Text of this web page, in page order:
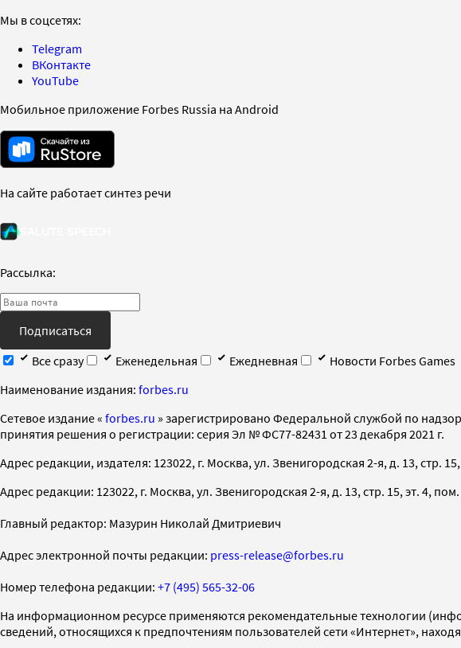
Мы в соцсетях:
Telegram
ВКонтакте
YouTube
Мобильное приложение Forbes Russia на Android
На сайте работает синтез речи
Рассылка:
Подписаться
Все сразу
Еженедельная Ежедневная
Новости Forbes Games
Наименование издания: forbes.ru
Cетевое издание « forbes.ru » зарегистрировано Федеральной службой по
принятия решения о регистрации: серия Эл № ФС77-82431 от 23 декабря 2021 г.
Адрес редакции, издателя: 123022, г. Москва, ул. Звенигородская 2-я, д. 13, стр.
Адрес редакции: 123022, г. Москва, ул. Звенигородская 2-я, д. 13, стр. 15, эт. 4, пом.
Главный редактор: Мазурин Николай Дмитриевич
Адрес электронной почты редакции: press-release@forbes.ru
Номер телефона редакции: +7 (495) 565-32-06
На информационном ресурсе применяются рекомендательные технологии
сведений, относящихся к предпочтениям пользователей сети «Интернет»,